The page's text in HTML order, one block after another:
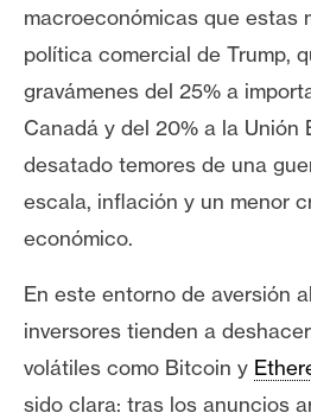
m
a
s
R
e
c
r
s
s
macroeconómicas que estas
política comercial de Trump,
gravámenes del 25% a
Canadá y del 20% a la Unión
desatado temores de una
escala, inflación y un menor
económico.
En este entorno de aversión
inversores tienden a
volátiles como Bitcoin y
sido clara: tras los anuncios